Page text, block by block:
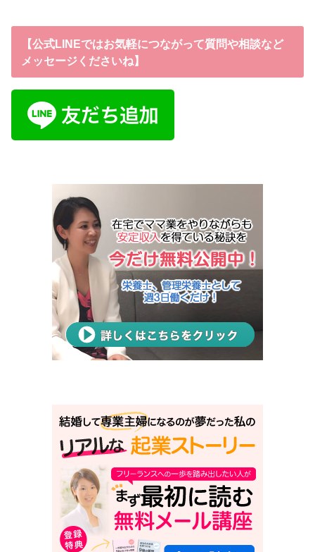
【公式LINEではお気軽につながって質問や相談など
メッセージくださいね】